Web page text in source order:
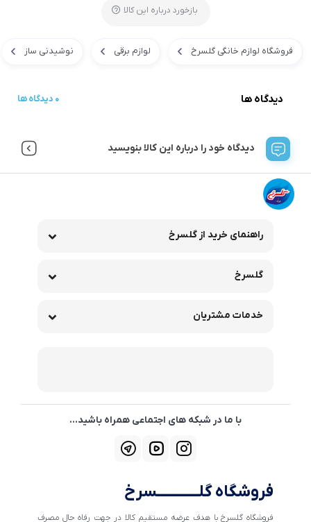
بازخورد درباره این کالا
فروشگاه لوازم خانگی گلسرخ لوازم برقی نوشیدنی ساز
دیدگاه ها 0 دیدگاه ها
دیدگاه خود را درباره این کالا بنویسید
راهنمای خرید از گلسرخ
گلسرخ
خدمات مشتریان
با ما در شبکه های اجتماعی همراه باشید...
فروشگاه گلــــــــــــسرخ
فروشگاه گلسرخ با هدف عرضه مستقیم کالا در جهت رفاه حال مصرف